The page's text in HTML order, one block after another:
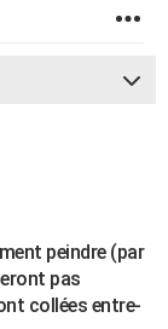
peindre (par
pas
collées entre-